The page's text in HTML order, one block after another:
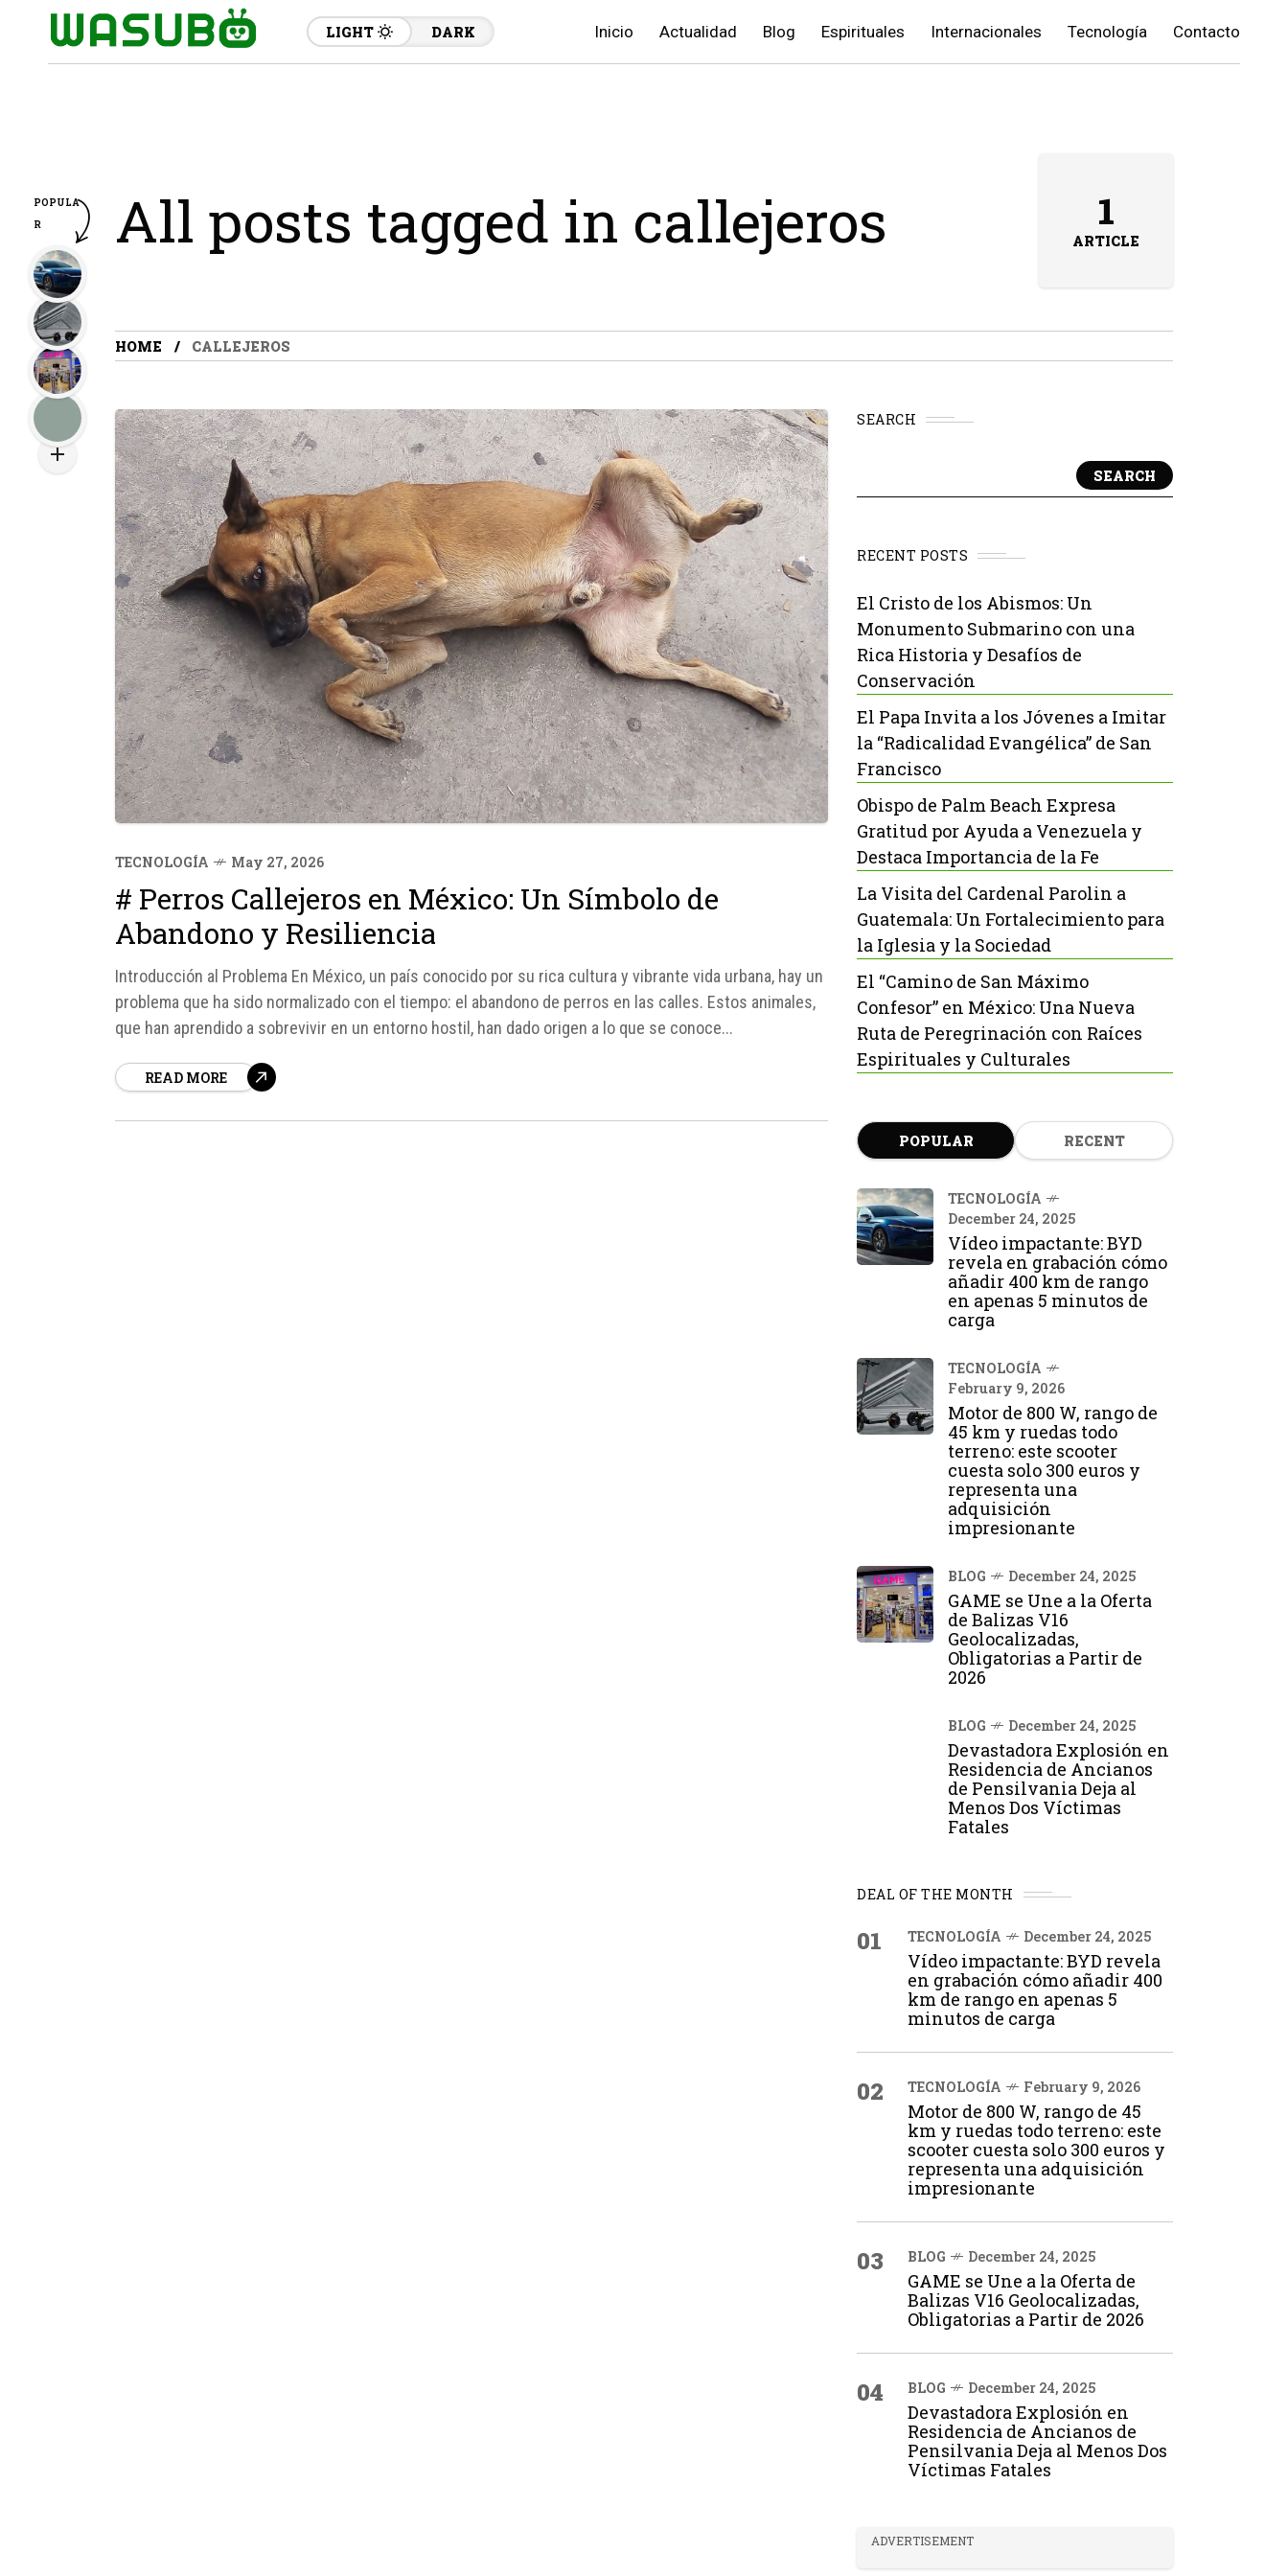
LIGHT DARK Inicio Actualidad Blog Espirituales Internacionales Tecnología Contacto
All posts tagged in callejeros 1
ARTICLE
HOME CALLEJEROS
TECNOLOGÍA May 27, 2026
# Perros Callejeros en México: Un Símbolo de
Abandono y Resiliencia
Introducción al Problema En México, un país conocido por su rica cultura y vibrante vida urbana, hay un
problema que ha sido normalizado con el tiempo: el abandono de perros en las calles. Estos animales,
que han aprendido a sobrevivir en un entorno hostil, han dado origen a lo que se conoce...
READ MORE
SEARCH
SEARCH
RECENT POSTS
El Cristo de los Abismos: Un
Monumento Submarino con una
Rica Historia y Desafíos de
Conservación
El Papa Invita a los Jóvenes a Imitar
la “Radicalidad Evangélica” de San
Francisco
Obispo de Palm Beach Expresa
Gratitud por Ayuda a Venezuela y
Destaca Importancia de la Fe
La Visita del Cardenal Parolin a
Guatemala: Un Fortalecimiento para
la Iglesia y la Sociedad
El “Camino de San Máximo
Confesor” en México: Una Nueva
Ruta de Peregrinación con Raíces
Espirituales y Culturales
POPULAR RECENT
TECNOLOGÍA
December 24, 2025
Vídeo impactante: BYD
revela en grabación cómo
añadir 400 km de rango
en apenas 5 minutos de
carga
TECNOLOGÍA
February 9, 2026
Motor de 800 W, rango de
45 km y ruedas todo
terreno: este scooter
cuesta solo 300 euros y
representa una
adquisición
impresionante
BLOG December 24, 2025
GAME se Une a la Oferta
de Balizas V16
Geolocalizadas,
Obligatorias a Partir de
2026
BLOG December 24, 2025
Devastadora Explosión en
Residencia de Ancianos
de Pensilvania Deja al
Menos Dos Víctimas
Fatales
DEAL OF THE MONTH
01 TECNOLOGÍA December 24, 2025
Vídeo impactante: BYD revela
en grabación cómo añadir 400
km de rango en apenas 5
minutos de carga
02 TECNOLOGÍA February 9, 2026
Motor de 800 W, rango de 45
km y ruedas todo terreno: este
scooter cuesta solo 300 euros y
representa una adquisición
impresionante
03 BLOG December 24, 2025
GAME se Une a la Oferta de
Balizas V16 Geolocalizadas,
Obligatorias a Partir de 2026
04 BLOG December 24, 2025
Devastadora Explosión en
Residencia de Ancianos de
Pensilvania Deja al Menos Dos
Víctimas Fatales
ADVERTISEMENT
POPULA
R